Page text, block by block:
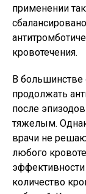
применении
кровотечения.
В большинстве
продолжать
после
тяжелым.
врачи не
любого
количество